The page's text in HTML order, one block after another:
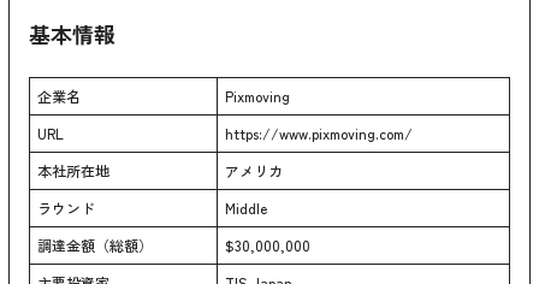
基本情報
企業名
Pixmoving
URL
https://www.pixmoving.com/
本社所在地
アメリカ
ラウンド
Middle
調達金額（総額）
$30,000,000